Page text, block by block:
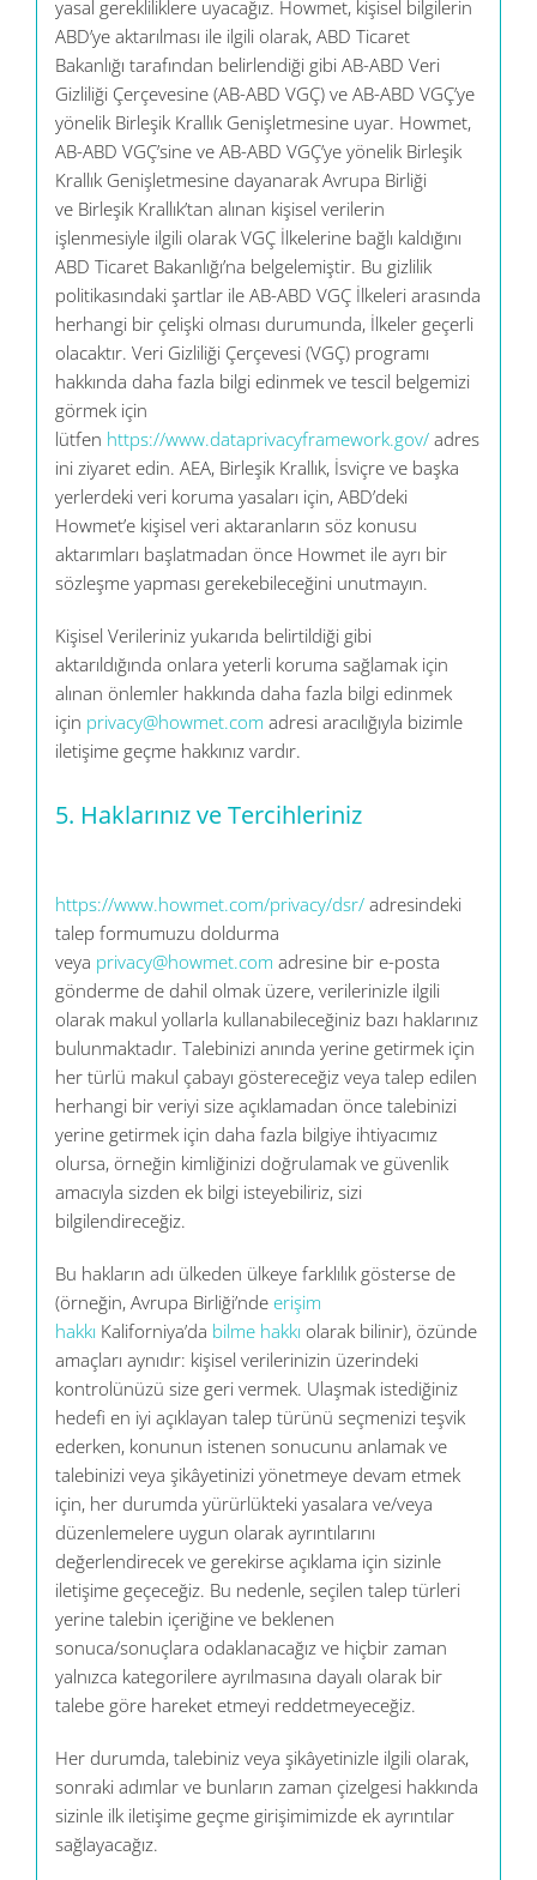
yasal gerekliliklere uyacağız. Howmet, kişisel bilgilerin
ABD’ye aktarılması ile ilgili olarak, ABD Ticaret
Bakanlığı tarafından belirlendiği gibi AB-ABD Veri
Gizliliği Çerçevesine (AB-ABD VGÇ) ve AB-ABD VGÇ’ye
yönelik Birleşik Krallık Genişletmesine uyar. Howmet,
AB-ABD VGÇ’sine ve AB-ABD VGÇ’ye yönelik Birleşik
Krallık Genişletmesine dayanarak Avrupa Birliği
ve Birleşik Krallık’tan alınan kişisel verilerin
işlenmesiyle ilgili olarak VGÇ İlkelerine bağlı kaldığını
ABD Ticaret Bakanlığı’na belgelemiştir. Bu gizlilik
politikasındaki şartlar ile AB-ABD VGÇ İlkeleri arasında
herhangi bir çelişki olması durumunda, İlkeler geçerli
olacaktır. Veri Gizliliği Çerçevesi (VGÇ) programı
hakkında daha fazla bilgi edinmek ve tescil belgemizi
görmek için
lütfen https://www.dataprivacyframework.gov/ adres
ini ziyaret edin. AEA, Birleşik Krallık, İsviçre ve başka
yerlerdeki veri koruma yasaları için, ABD’deki
Howmet’e kişisel veri aktaranların söz konusu
aktarımları başlatmadan önce Howmet ile ayrı bir
sözleşme yapması gerekebileceğini unutmayın.
Kişisel Verileriniz yukarıda belirtildiği gibi
aktarıldığında onlara yeterli koruma sağlamak için
alınan önlemler hakkında daha fazla bilgi edinmek
için privacy@howmet.com adresi aracılığıyla bizimle
iletişime geçme hakkınız vardır.
5. Haklarınız ve Tercihleriniz
https://www.howmet.com/privacy/dsr/ adresindeki
talep formumuzu doldurma
veya privacy@howmet.com adresine bir e-posta
gönderme de dahil olmak üzere, verilerinizle ilgili
olarak makul yollarla kullanabileceğiniz bazı haklarınız
bulunmaktadır. Talebinizi anında yerine getirmek için
her türlü makul çabayı göstereceğiz veya talep edilen
herhangi bir veriyi size açıklamadan önce talebinizi
yerine getirmek için daha fazla bilgiye ihtiyacımız
olursa, örneğin kimliğinizi doğrulamak ve güvenlik
amacıyla sizden ek bilgi isteyebiliriz, sizi
bilgilendireceğiz.
Bu hakların adı ülkeden ülkeye farklılık gösterse de
(örneğin, Avrupa Birliği’nde erişim
hakkı Kaliforniya’da bilme hakkı olarak bilinir), özünde
amaçları aynıdır: kişisel verilerinizin üzerindeki
kontrolünüzü size geri vermek. Ulaşmak istediğiniz
hedefi en iyi açıklayan talep türünü seçmenizi teşvik
ederken, konunun istenen sonucunu anlamak ve
talebinizi veya şikâyetinizi yönetmeye devam etmek
için, her durumda yürürlükteki yasalara ve/veya
düzenlemelere uygun olarak ayrıntılarını
değerlendirecek ve gerekirse açıklama için sizinle
iletişime geçeceğiz. Bu nedenle, seçilen talep türleri
yerine talebin içeriğine ve beklenen
sonuca/sonuçlara odaklanacağız ve hiçbir zaman
yalnızca kategorilere ayrılmasına dayalı olarak bir
talebe göre hareket etmeyi reddetmeyeceğiz.
Her durumda, talebiniz veya şikâyetinizle ilgili olarak,
sonraki adımlar ve bunların zaman çizelgesi hakkında
sizinle ilk iletişime geçme girişimimizde ek ayrıntılar
sağlayacağız.